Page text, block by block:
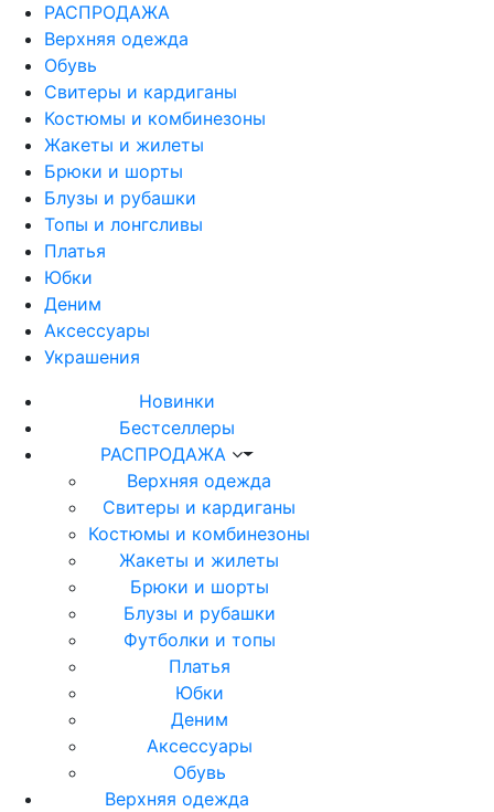
РАСПРОДАЖА
Верхняя одежда
Обувь
Свитеры и кардиганы
Костюмы и комбинезоны
Жакеты и жилеты
Брюки и шорты
Блузы и рубашки
Топы и лонгсливы
Платья
Юбки
Деним
Аксессуары
Украшения
Новинки
Бестселлеры
РАСПРОДАЖА
Верхняя одежда
Свитеры и кардиганы
Костюмы и комбинезоны
Жакеты и жилеты
Брюки и шорты
Блузы и рубашки
Футболки и топы
Платья
Юбки
Деним
Аксессуары
Обувь
Верхняя одежда